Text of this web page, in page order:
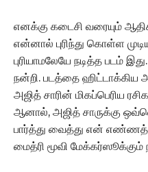
எனக்கு கடைசி வரையும்
என்னால் புரிந்து கொள்ள
புரியாமலேயே நடித்த படம்
நன்றி. படத்தை ஹிட்டாக்கிய
அஜித் சாரின் மிகப்பெரிய
ஆனால், அஜித் சாருக்கு
பார்த்து வைத்து என்
மைத்ரி மூவி மேக்கர்ஸூக்கும்